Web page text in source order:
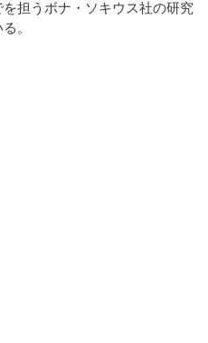
担うボナ・ソキウス社の研究
。